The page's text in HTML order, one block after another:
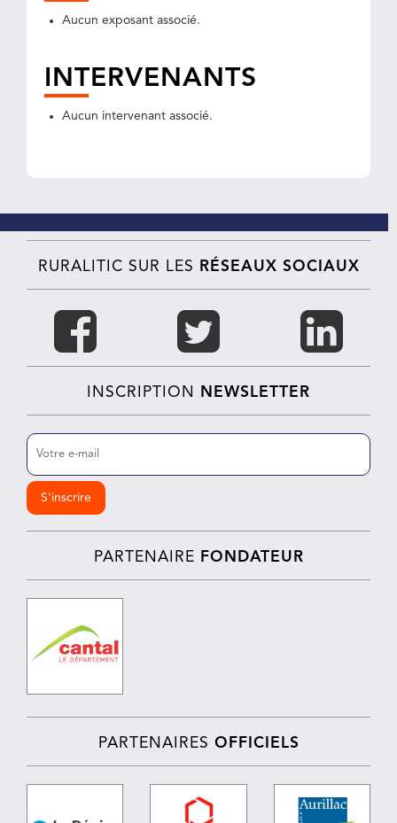
Aucun exposant associé.
INTERVENANTS
Aucun intervenant associé.
RURALITIC SUR LES RÉSEAUX SOCIAUX
INSCRIPTION NEWSLETTER
E-
mail
(Nécessaire)
PARTENAIRE FONDATEUR
PARTENAIRES OFFICIELS